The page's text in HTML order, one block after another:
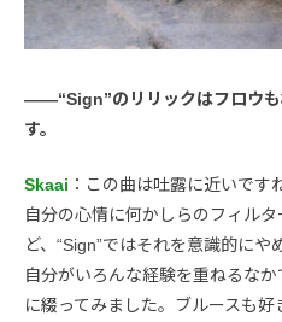
――“Sign”のリリックはフロウも
す。
Skaai ：この曲は吐露に近いです
自分の心情に何かしらのフィル
ど、“Sign”ではそれを意識的にや
自分がいろんな経験を重ねるな
に綴ってみました。ブルースも